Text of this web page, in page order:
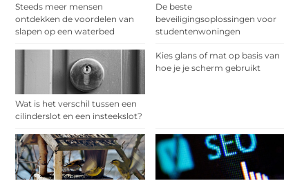
Steeds meer mensen
ontdekken de voordelen van
slapen op een waterbed
De beste
beveiligingsoplossingen voor
studentenwoningen
Wat is het verschil tussen een
cilinderslot en een insteekslot?
Kies glans of mat op basis van
hoe je je scherm gebruikt